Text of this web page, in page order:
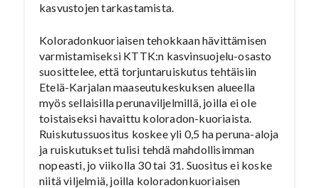
kasvustojen tarkastamista.
Koloradonkuoriaisen tehokkaan hävittämisen
varmistamiseksi KTTK:n kasvinsuojelu-osasto
suosittelee, että torjuntaruiskutus tehtäisiin
Etelä-Karjalan maaseutukeskuksen alueella
myös sellaisilla perunaviljelmillä, joilla ei ole
toistaiseksi havaittu koloradon-kuoriaista.
Ruiskutussuositus koskee yli 0,5 ha peruna-aloja
ja ruiskutukset tulisi tehdä mahdollisimman
nopeasti, jo viikolla 30 tai 31. Suositus ei koske
niitä viljelmiä, joilla koloradonkuoriaisen